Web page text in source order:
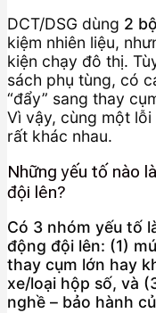
DCT/DSG dùng 2
kiệm nhiên liệu,
kiện chạy đô thị.
sách phụ tùng, có
“đẩy” sang thay
Vì vậy, cùng một
rất khác nhau.
Những yếu tố nào
đội lên?
Có 3 nhóm yếu tố
động đội lên: (1)
thay cụm lớn hay
xe/loại hộp số, và
nghề – bảo hành